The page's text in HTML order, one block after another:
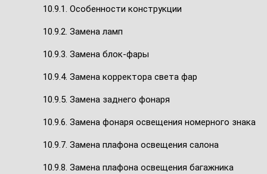
10.9.1. Особенности конструкции
10.9.2. Замена ламп
10.9.3. Замена блок-фары
10.9.4. Замена корректора света фар
10.9.5. Замена заднего фонаря
10.9.6. Замена фонаря освещения номерного знака
10.9.7. Замена плафона освещения салона
10.9.8. Замена плафона освещения багажника